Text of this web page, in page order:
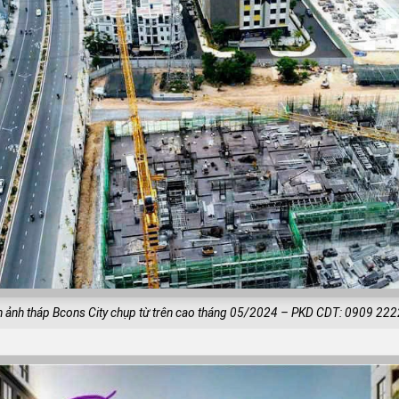
ảnh tháp Bcons City chụp từ trên cao tháng 05/2024 – PKD CDT: 0909